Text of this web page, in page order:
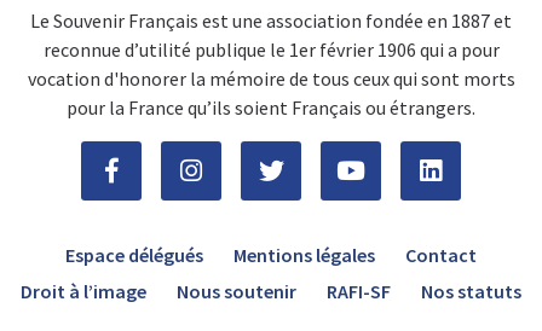
Le Souvenir Français est une association fondée en 1887 et
reconnue d’utilité publique le 1er février 1906 qui a pour
vocation d'honorer la mémoire de tous ceux qui sont morts
pour la France qu’ils soient Français ou étrangers.
Espace délégués Mentions légales
Contact
Droit à l’image
Nous soutenir RAFI-SF Nos statuts